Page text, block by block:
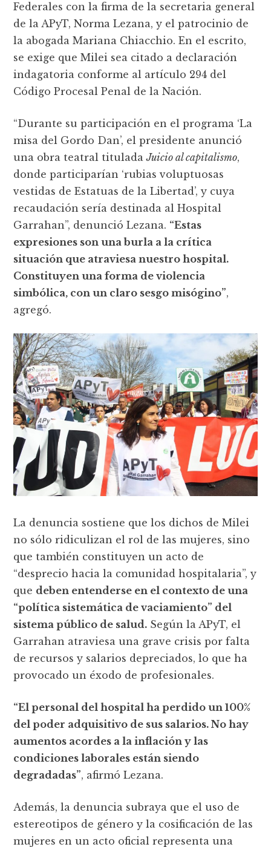
Federales con la firma de la secretaria general
de la APyT, Norma Lezana, y el patrocinio de
la abogada Mariana Chiacchio. En el escrito,
se exige que Milei sea citado a declaración
indagatoria conforme al artículo 294 del
Código Procesal Penal de la Nación.
“Durante su participación en el programa ‘La
misa del Gordo Dan’, el presidente anunció
una obra teatral tituladaJuicio al capitalismo,
donde participarían ‘rubias voluptuosas
vestidas de Estatuas de la Libertad’, y cuya
recaudación sería destinada al Hospital
Garrahan”, denunció Lezana. “Estas
expresiones son una burla a la crítica
situación que atraviesa nuestro hospital.
Constituyen una forma de violencia
simbólica, con un claro sesgo misógino”,
agregó.
La denuncia sostiene que los dichos de Milei
no sólo ridiculizan el rol de las mujeres, sino
que también constituyen un acto de
“desprecio hacia la comunidad hospitalaria”, y
que deben entenderse en el contexto de una
“política sistemática de vaciamiento” del
sistema público de salud. Según la APyT, el
Garrahan atraviesa una grave crisis por falta
de recursos y salarios depreciados, lo que ha
provocado un éxodo de profesionales.
“El personal del hospital ha perdido un 100%
del poder adquisitivo de sus salarios. No hay
aumentos acordes a la inflación y las
condiciones laborales están siendo
degradadas”, afirmó Lezana.
Además, la denuncia subraya que el uso de
estereotipos de género y la cosificación de las
mujeres en un acto oficial representa una